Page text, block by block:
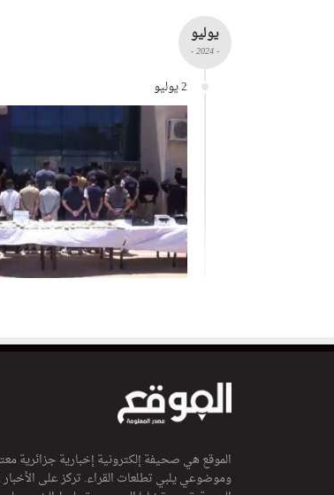
يوليو
- 2024 -
2 يوليو
الموقع هي صحيفة إلكترونية إخبارية جزائرية
وموضوعي يلبي تطلعات القراء. تركز على الأخبار